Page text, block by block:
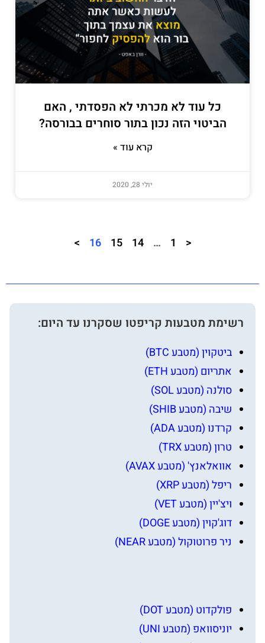
כל עוד לא מכרתי לא הפסדתי , האם
הביטוי הזה נכון בתור סוחרים בבורסה?
קרא עוד »
יולי 28, 2020
<
1
…
14
15
16
>
רשימת מטבעות קריפטו שסקרנו עד היום:
ביטקוין (מטבע BTC)
אתריום (מטבע ETH)
סולנה (מטבע SOL)
שיבה (מטבע SHIB)
קרדנו (מטבע ADA)
טרון (מטבע TRX)
אוואלאנץ' (מטבע AVAX)
ריפל (מטבע XRP)
ויצ'יין (מטבע VET)
דוג'קוין (מטבע DOGE)
ניר פרוטוקול (מטבע NEAR)
פולקדוט (מטבע DOT)
יוניסוואפ (מטבע UNI)